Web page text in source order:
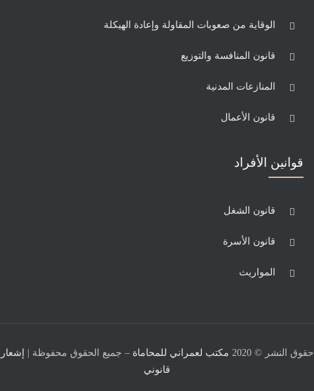
الوقاية من صعوبات المقاولة وإعادة الهيكلة
قانون المنافسة والتوزيع
المنازعات المدنية
قانون الأعمال
قوانين الأفراد
قانون الشغل
قانون الأسرة
المواريث
حقوق النشر © 2020 مكتب لعمراني للمحاماة – جميع الحقوق محفوظة |
إشعار
قانوني